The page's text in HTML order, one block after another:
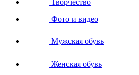
Фото и видео
Мужская обувь
Женская обувь